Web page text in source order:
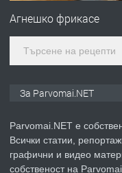
Агнешко фрикасе
За Parvomai.NET
Parvomai.NET е
Всички статии,
графични и видео
собственост на